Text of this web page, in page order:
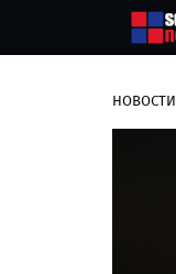
НОВОСТИ